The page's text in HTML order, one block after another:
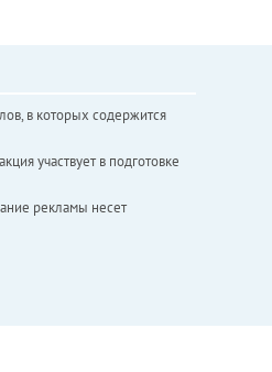
в которых содержится
участвует в подготовке
рекламы несет